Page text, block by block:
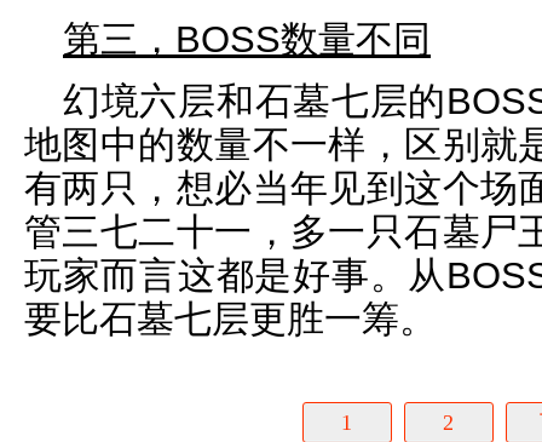
第三，BOSS数量不同
幻境六层和石墓七层的
地图中的数量不一样，区别就
有两只，想必当年见到这个场
管三七二十一，多一只石墓尸
玩家而言这都是好事。从
要比石墓七层更胜一筹。
1 2